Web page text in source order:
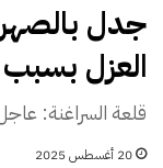
جدل
العزل بسبب
قلعة السراغنة:
20 أغسطس 2025